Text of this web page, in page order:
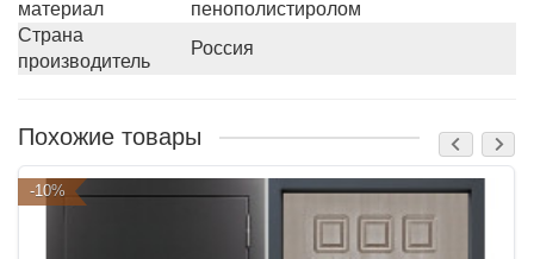
материал
пенополистиролом
Страна
производитель
Россия
Похожие товары
-10%